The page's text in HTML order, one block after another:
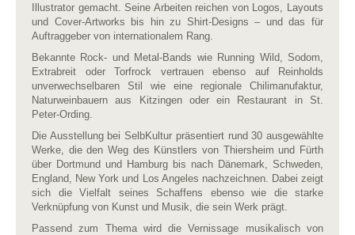
Illustrator gemacht. Seine Arbeiten reichen von Logos, Layouts
und Cover-Artworks bis hin zu Shirt-Designs – und das für
Auftraggeber von internationalem Rang.
Bekannte Rock- und Metal-Bands wie Running Wild, Sodom,
Extrabreit oder Torfrock vertrauen ebenso auf Reinholds
unverwechselbaren Stil wie eine regionale Chilimanufaktur,
Naturweinbauern aus Kitzingen oder ein Restaurant in St.
Peter-Ording.
Die Ausstellung bei SelbKultur präsentiert rund 30 ausgewählte
Werke, die den Weg des Künstlers von Thiersheim und Fürth
über Dortmund und Hamburg bis nach Dänemark, Schweden,
England, New York und Los Angeles nachzeichnen. Dabei zeigt
sich die Vielfalt seines Schaffens ebenso wie die starke
Verknüpfung von Kunst und Musik, die sein Werk prägt.
Passend zum Thema wird die Vernissage musikalisch von